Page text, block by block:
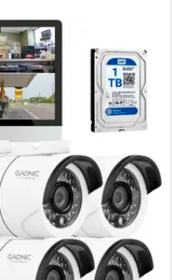
o
el producto